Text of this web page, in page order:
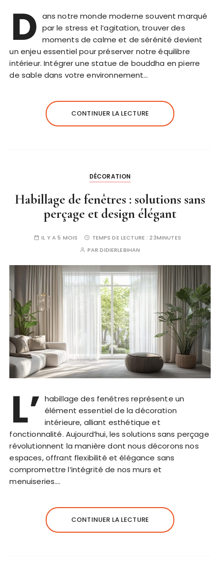
D ans notre monde moderne souvent marqué
par le stress et l’agitation, trouver des
moments de calme et de sérénité devient
un enjeu essentiel pour préserver notre équilibre
intérieur. Intégrer une statue de bouddha en pierre
de sable dans votre environnement…
CONTINUER LA LECTURE
DÉCORATION
Habillage de fenêtres : solutions sans
perçage et design élégant
IL Y A 5 MOIS TEMPS DE LECTURE :23MINUTES
PARDIDIERLEBIHAN
L’ habillage des fenêtres représente un
élément essentiel de la décoration
intérieure, alliant esthétique et
fonctionnalité. Aujourd’hui, les solutions sans perçage
révolutionnent la manière dont nous décorons nos
espaces, offrant flexibilité et élégance sans
compromettre l’intégrité de nos murs et
menuiseries….
CONTINUER LA LECTURE